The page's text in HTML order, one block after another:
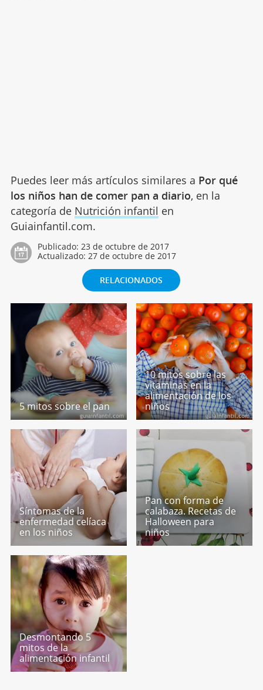
Puedes leer más artículos similares a Por qué
los niños han de comer pan a diario, en la
categoría de Nutrición infantil en
Guiainfantil.com.
Publicado: 23 de octubre de 2017
Actualizado: 27 de octubre de 2017
RELACIONADOS
5 mitos sobre el pan
10 mitos sobre las
vitaminas en la
alimentación de los
niños
Síntomas de la
enfermedad celíaca
en los niños
Pan con forma de
calabaza. Recetas de
Halloween para
niños
Desmontando 5
mitos de la
alimentación infantil